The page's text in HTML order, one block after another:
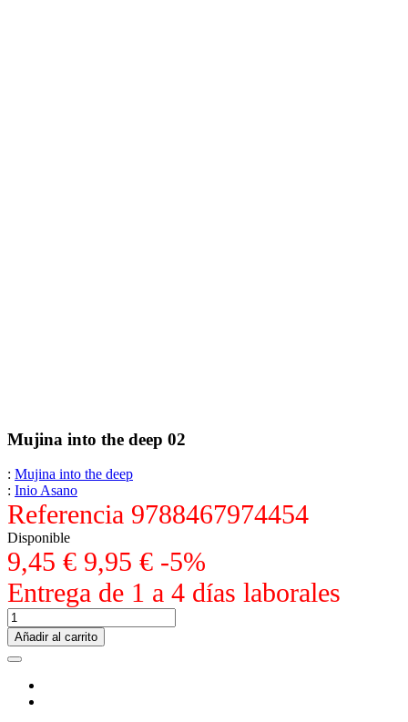
Mujina into the deep 02
: Mujina into the deep
: Inio Asano
Referencia 9788467974454
Disponible
9,45 € 9,95 € -5%
Entrega de 1 a 4 días laborales
Añadir al carrito